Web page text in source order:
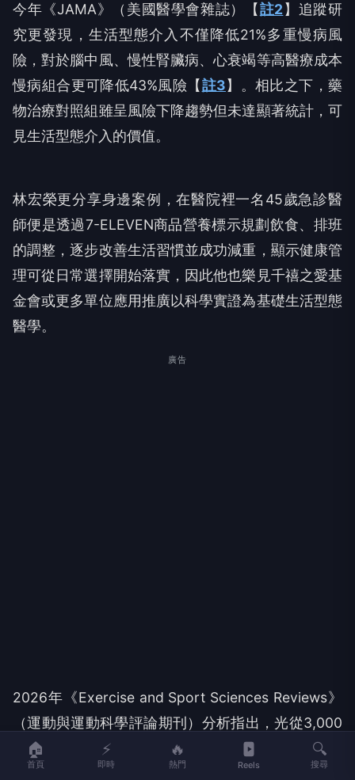
今年《JAMA》（美國醫學會雜誌）【註2】追蹤研
究更發現，生活型態介入不僅降低21%多重慢病風
險，對於腦中風、慢性腎臟病、心衰竭等高醫療成本
慢病組合更可降低43%風險【註3】。相比之下，藥
物治療對照組雖呈風險下降趨勢但未達顯著統計，可
見生活型態介入的價值。
林宏榮更分享身邊案例，在醫院裡一名45歲急診醫
師便是透過7-ELEVEN商品營養標示規劃飲食、排班
的調整，逐步改善生活習慣並成功減重，顯示健康管
理可從日常選擇開始落實，因此他也樂見千禧之愛基
金會或更多單位應用推廣以科學實證為基礎生活型態
醫學。
廣告
2026年《Exercise and Sport Sciences Reviews》
（運動與運動科學評論期刊）分析指出，光從3,000
步提升至每日5,000步即可降低整體死亡風險37%；
提升至7,000步更降低至51%【
】。因此，基金會
🏠
首頁
⚡
即時
🔥
熱門 Reels
🔍
搜尋